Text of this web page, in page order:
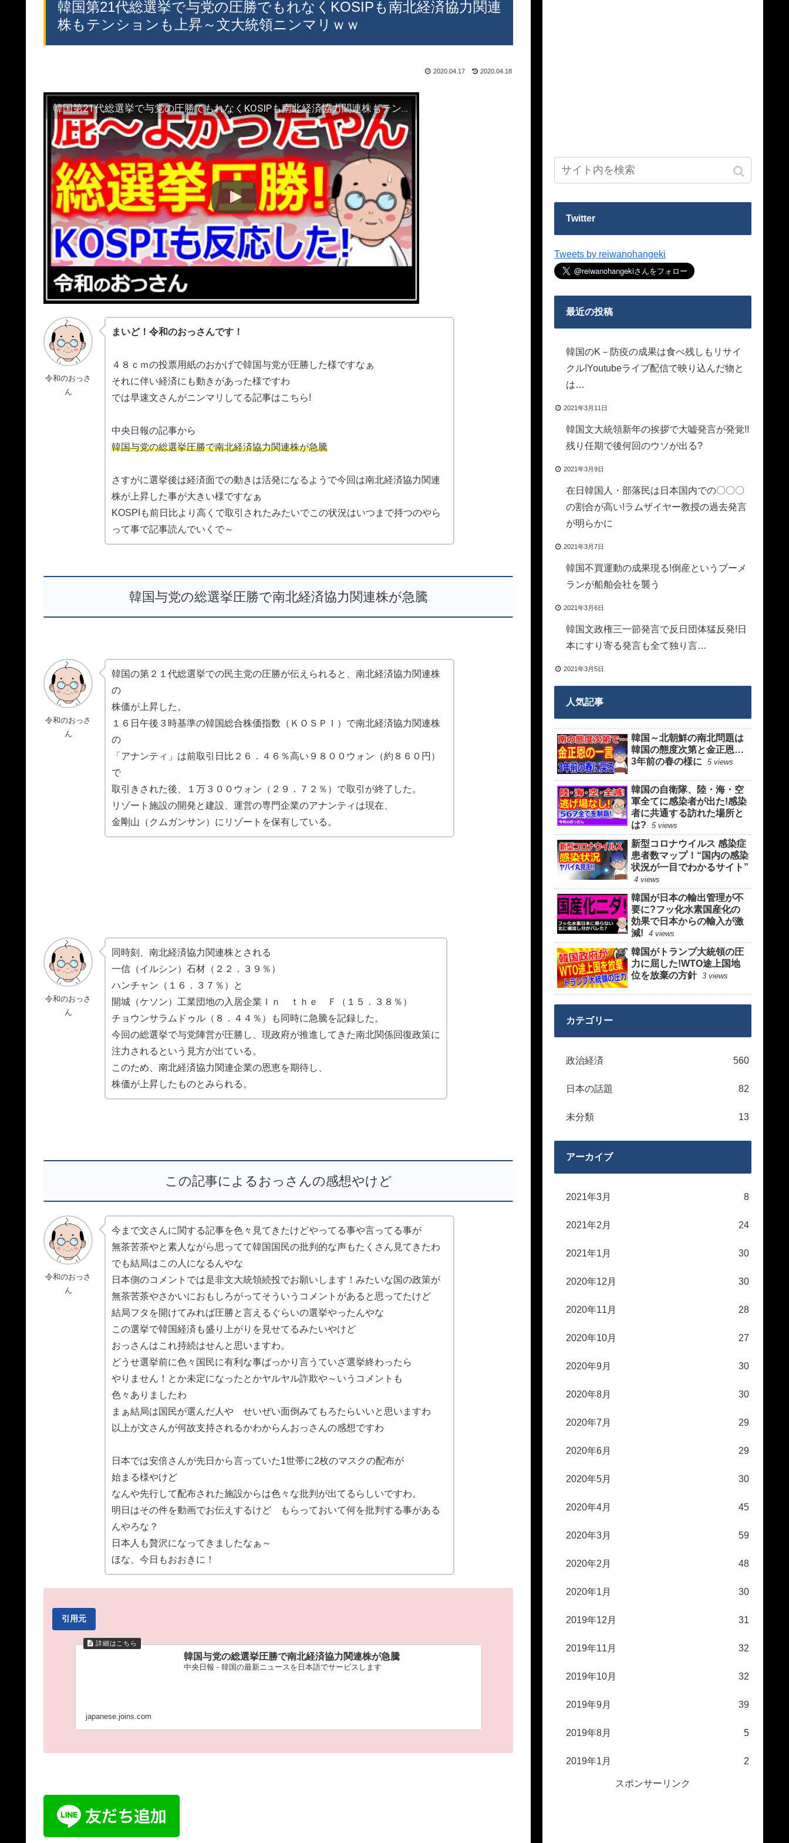
韓国第21代総選挙で与党の圧勝でもれなくKOSIPも南北経済協力関連
株もテンションも上昇～文大統領ニンマリｗｗ
2020.04.18
2020.04.17
韓国第21代総選挙で与党の圧勝でもれなくKOSIPも南北経済協力関連株もテンションも上昇～文大統領ニンマリｗｗ
令和のおっさ
ん
まいど！令和のおっさんです！
４８ｃｍの投票用紙のおかげで韓国与党が圧勝した様ですなぁ
それに伴い経済にも動きがあった様ですわ
では早速文さんがニンマリしてる記事はこちら!
中央日報の記事から
韓国与党の総選挙圧勝で南北経済協力関連株が急騰
さすがに選挙後は経済面での動きは活発になるようで今回は南北経済協力関連
株が上昇した事が大きい様ですなぁ
KOSPIも前日比より高くで取引されたみたいでこの状況はいつまで持つのやら
って事で記事読んでいくで～
韓国与党の総選挙圧勝で南北経済協力関連株が急騰
令和のおっさ
ん
韓国の第２１代総選挙での民主党の圧勝が伝えられると、南北経済協力関連株
の
株価が上昇した。
１６日午後３時基準の韓国総合株価指数（ＫＯＳＰＩ）で南北経済協力関連株
の
「アナンティ」は前取引日比２６．４６％高い９８００ウォン（約８６０円）
で
取引きされた後、１万３００ウォン（２９．７２％）で取引が終了した。
リゾート施設の開発と建設、運営の専門企業のアナンティは現在、
金剛山（クムガンサン）にリゾートを保有している。
令和のおっさ
ん
同時刻、南北経済協力関連株とされる
一信（イルシン）石材（２２．３９％）
ハンチャン（１６．３７％）と
開城（ケソン）工業団地の入居企業Ｉｎ ｔｈｅ Ｆ（１５．３８％）
チョウンサラムドゥル（８．４４％）も同時に急騰を記録した。
今回の総選挙で与党陣営が圧勝し、現政府が推進してきた南北関係回復政策に
注力されるという見方が出ている。
このため、南北経済協力関連企業の恩恵を期待し、
株価が上昇したものとみられる。
この記事によるおっさんの感想やけど
令和のおっさ
ん
今まで文さんに関する記事を色々見てきたけどやってる事や言ってる事が
無茶苦茶やと素人ながら思ってて韓国国民の批判的な声もたくさん見てきたわ
でも結局はこの人になるんやな
日本側のコメントでは是非文大統領続投でお願いします！みたいな国の政策が
無茶苦茶やさかいにおもしろがってそういうコメントがあると思ってたけど
結局フタを開けてみれば圧勝と言えるぐらいの選挙やったんやな
この選挙で韓国経済も盛り上がりを見せてるみたいやけど
おっさんはこれ持続はせんと思いますわ。
どうせ選挙前に色々国民に有利な事ばっかり言うていざ選挙終わったら
やりません！とか未定になったとかヤルヤル詐欺や～いうコメントも
色々ありましたわ
まぁ結局は国民が選んだ人や せいぜい面倒みてもろたらいいと思いますわ
以上が文さんが何故支持されるかわからんおっさんの感想ですわ
日本では安倍さんが先日から言っていた1世帯に2枚のマスクの配布が
始まる様やけど
なんや先行して配布された施設からは色々な批判が出てるらしいですわ。
明日はその件を動画でお伝えするけど もらっておいて何を批判する事がある
んやろな？
日本人も贅沢になってきましたなぁ～
ほな、今日もおおきに！
引用元
韓国与党の総選挙圧勝で南北経済協力関連株が急騰
中央日報 - 韓国の最新ニュースを日本語でサービスします
japanese.joins.com
Twitter
Tweets by reiwanohangeki
最近の投稿
韓国のK－防疫の成果は食べ残しもリサイ
クル!Youtubeライブ配信で映り込んだ物と
は…
2021年3月11日
韓国文大統領新年の挨拶で大嘘発言が発覚!!
残り任期で後何回のウソが出る?
2021年3月9日
在日韓国人・部落民は日本国内での〇〇〇
の割合が高い!ラムザイヤー教授の過去発言
が明らかに
2021年3月7日
韓国不買運動の成果現る!倒産というブーメ
ランが船舶会社を襲う
2021年3月6日
韓国文政権三一節発言で反日団体猛反発!日
本にすり寄る発言も全て独り言…
2021年3月5日
人気記事
韓国～北朝鮮の南北問題は
韓国の態度次第と金正恩…
3年前の春の様に
5 views
韓国の自衛隊、陸・海・空
軍全てに感染者が出た!感染
者に共通する訪れた場所と
は?
5 views
新型コロナウイルス 感染症
患者数マップ！“国内の感染
状況が一目でわかるサイト”
4 views
韓国が日本の輸出管理が不
要に?フッ化水素国産化の
効果で日本からの輸入が激
減!
4 views
韓国がトランプ大統領の圧
力に屈した!WTO途上国地
位を放棄の方針 3 views
カテゴリー
政治経済 560
日本の話題 82
未分類 13
アーカイブ
2021年3月 8
2021年2月 24
2021年1月 30
2020年12月 30
2020年11月 28
2020年10月 27
2020年9月 30
2020年8月 30
2020年7月 29
2020年6月 29
2020年5月 30
2020年4月 45
2020年3月 59
2020年2月 48
2020年1月 30
2019年12月 31
2019年11月 32
2019年10月 32
2019年9月 39
2019年8月 5
2019年1月 2
スポンサーリンク